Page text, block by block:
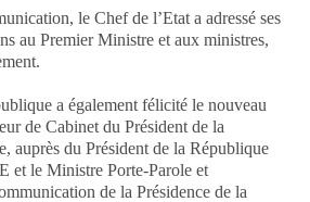
le Chef de l’Etat a adressé ses
au Premier Ministre et aux ministres,
a également félicité le nouveau
de Cabinet du Président de la
auprès du Président de la République
et le Ministre Porte-Parole et
de la Présidence de la